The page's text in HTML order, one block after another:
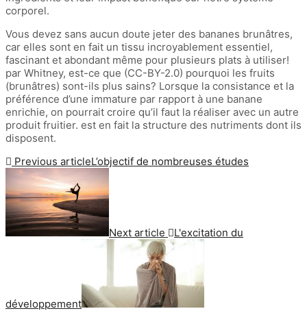
corporel.
Vous devez sans aucun doute jeter des bananes brunâtres,
car elles sont en fait un tissu incroyablement essentiel,
fascinant et abondant même pour plusieurs plats à utiliser!
par Whitney, est-ce que (CC-BY-2.0) pourquoi les fruits
(brunâtres) sont-ils plus sains? Lorsque la consistance et la
préférence d’une immature par rapport à une banane
enrichie, on pourrait croire qu’il faut la réaliser avec un autre
produit fruitier. est en fait la structure des nutriments dont ils
disposent.
Previous articleL’objectif de nombreuses études
Next article L'excitation du
développement